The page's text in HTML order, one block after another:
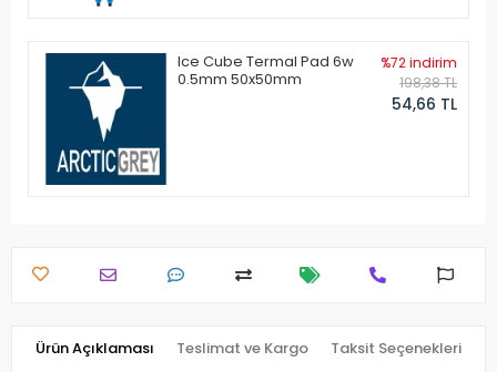
Ice Cube Termal Pad 6w
0.5mm 50x50mm
%72 indirim
198,38 TL
54,66 TL
Ürün Açıklaması Teslimat ve Kargo Taksit Seçenekleri